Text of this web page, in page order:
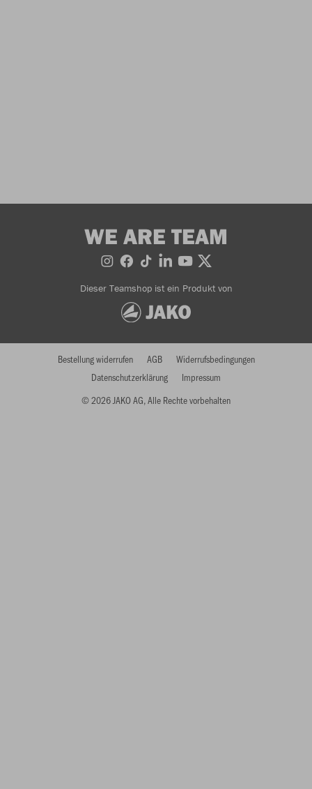
WE ARE TEAM
Dieser Teamshop ist ein Produkt von
© 2026 JAKO AG, Alle Rechte vorbehalten
Bestellung widerrufen AGB
Widerrufsbedingungen
Datenschutzerklärung
Impressum